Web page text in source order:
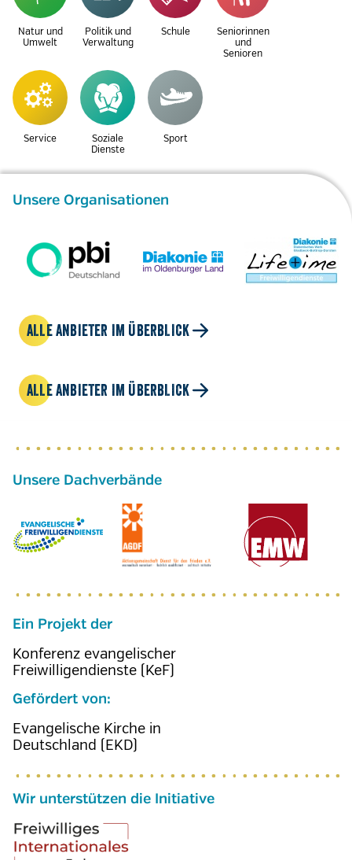
Natur und
Umwelt
Politik und
Verwaltung
Schule
Seniorinnen
und
Senioren
Service
Soziale
Dienste
Sport
Unsere Organisationen
ALLE ANBIETER IM ÜBERBLICK
ALLE ANBIETER IM ÜBERBLICK
Ein Projekt der
Konferenz evangelischer
Freiwilligendienste (KeF)
Gefördert von:
Evangelische Kirche in
Deutschland (EKD)
Wir unterstützen die Initiative